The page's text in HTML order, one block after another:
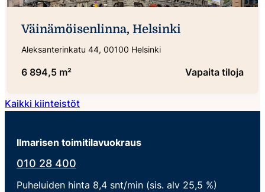
Väinämöisenlinna, Helsinki
Aleksanterinkatu 44, 00100 Helsinki
6 894,5 m² Vapaita tiloja
Kaikki kiinteistöt
Ilmarisen toimitilavuokraus
010 28 400
Puheluiden hinta 8,4 snt/min (sis. alv 25,5 %)